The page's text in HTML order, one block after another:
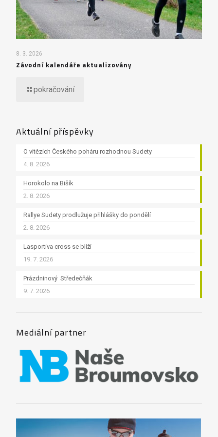
8. 3. 2026
Závodní kalendáře aktualizovány
pokračování
Aktuální příspěvky
O vítězích Českého poháru rozhodnou Sudety
4. 8. 2026
Horokolo na Bišík
2. 8. 2026
Rallye Sudety prodlužuje přihlášky do pondělí
2. 8. 2026
Lasportiva cross se blíží
19. 7. 2026
Prázdninový Středečňák
9. 7. 2026
Mediální partner